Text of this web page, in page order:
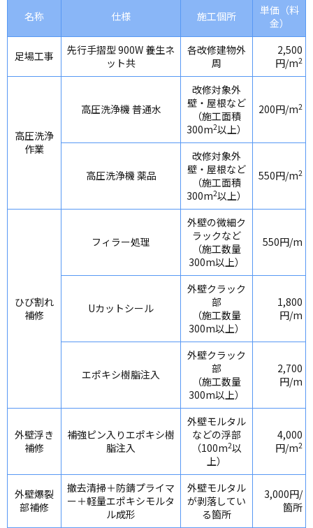
名称 仕様 施工個所
単価（料
金）
足場工事
先行手摺型 900W 養生ネ
ット共
各改修建物外
周
2,500
円/m2
高圧洗浄
作業
高圧洗浄機 普通水
改修対象外
壁・屋根など
（施工面積
300m2以上）
200円/m2
高圧洗浄機 薬品
改修対象外
壁・屋根など
（施工面積
300m2以上）
550円/m2
ひび割れ
補修
フィラー処理
外壁の微細ク
ラックなど
（施工数量
300m以上）
550円/m
Uカットシール
外壁クラック
部
（施工数量
300m以上）
1,800
円/m
エポキシ樹脂注入
外壁クラック
部
（施工数量
300m以上）
2,700
円/m
外壁浮き
補修
補強ピン入りエポキシ樹
脂注入
外壁モルタル
などの浮部
（100m2以
上）
4,000
円/m2
外壁爆裂
部補修
撤去清掃＋防錆プライマ
ー＋軽量エポキシモルタ
ル成形
外壁モルタル
が剥落してい
る箇所
3,000円/
箇所